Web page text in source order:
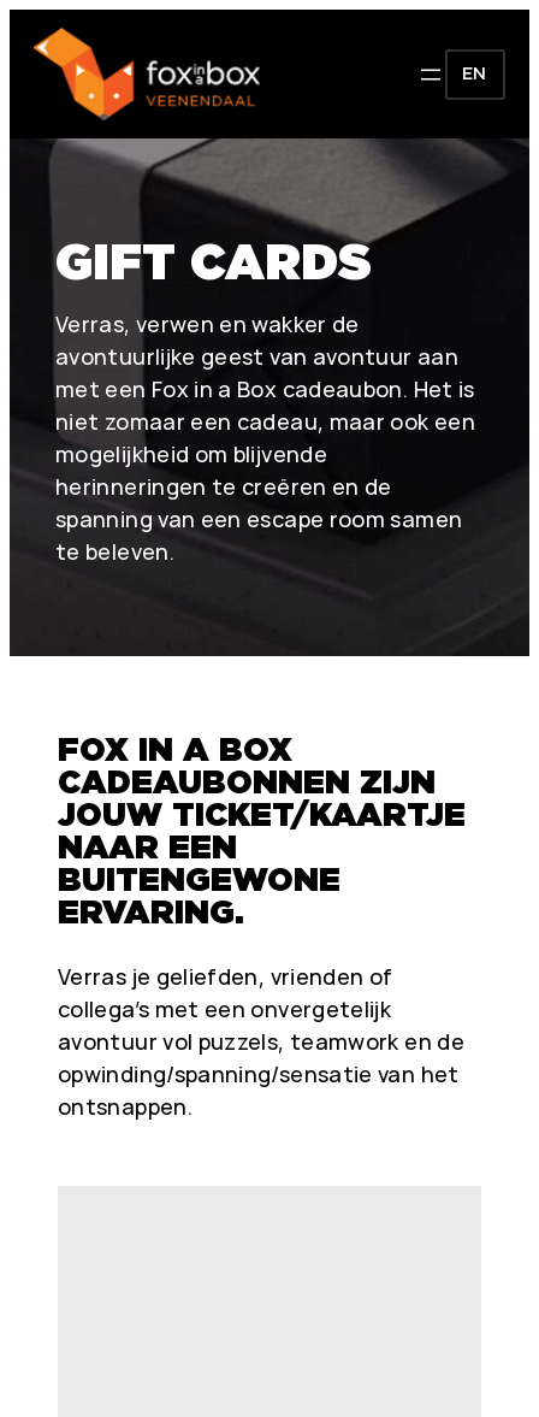
EN
GIFT CARDS
Verras, verwen en wakker de
avontuurlijke geest van avontuur aan
met een Fox in a Box cadeaubon. Het is
niet zomaar een cadeau, maar ook een
mogelijkheid om blijvende
herinneringen te creëren en de
spanning van een escape room samen
te beleven.
FOX IN A BOX
CADEAUBONNEN ZIJN
JOUW TICKET/KAARTJE
NAAR EEN
BUITENGEWONE
ERVARING.
Verras je geliefden, vrienden of
collega’s met een onvergetelijk
avontuur vol puzzels, teamwork en de
opwinding/spanning/sensatie van het
ontsnappen.